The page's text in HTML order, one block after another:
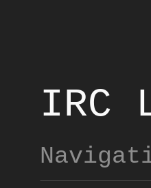
IRC